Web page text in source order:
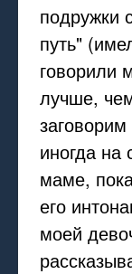
подружки
путь"
говорили
лучше,
иногда на
маме,
его
моей